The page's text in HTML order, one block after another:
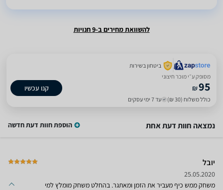
להשוואת מחירים ב-9 חנויות
ביטחון בשירות
מסופק ע״י מוכר חיצוני
₪95
כולל משלוח (30 ₪) עד 7 ימי עסקים
קנו עכשיו
נמצאה חוות דעת אחת הוספת חוות דעת חדשה
יובל
25.05.2020
משחק ממש כיף מעביר את הזמן ומאתגר. בהחלט משחק מומלץ למי